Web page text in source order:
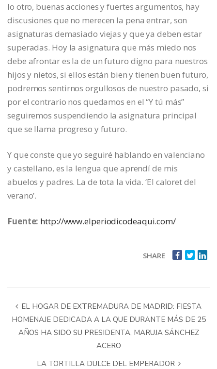
lo otro, buenas acciones y fuertes argumentos, hay
discusiones que no merecen la pena entrar, son
asignaturas demasiado viejas y que ya deben estar
superadas. Hoy la asignatura que más miedo nos
debe afrontar es la de un futuro digno para nuestros
hijos y nietos, si ellos están bien y tienen buen futuro,
podremos sentirnos orgullosos de nuestro pasado, si
por el contrario nos quedamos en el “Y tú más”
seguiremos suspendiendo la asignatura principal
que se llama progreso y futuro.
Y que conste que yo seguiré hablando en valenciano
y castellano, es la lengua que aprendí de mis
abuelos y padres. La de tota la vida. ‘El caloret del
verano’.
Fuente: http://www.elperiodicodeaqui.com/
SHARE
EL HOGAR DE EXTREMADURA DE MADRID: FIESTA
HOMENAJE DEDICADA A LA QUE DURANTE MÁS DE 25
AÑOS HA SIDO SU PRESIDENTA, MARUJA SÁNCHEZ
ACERO
LA TORTILLA DULCE DEL EMPERADOR